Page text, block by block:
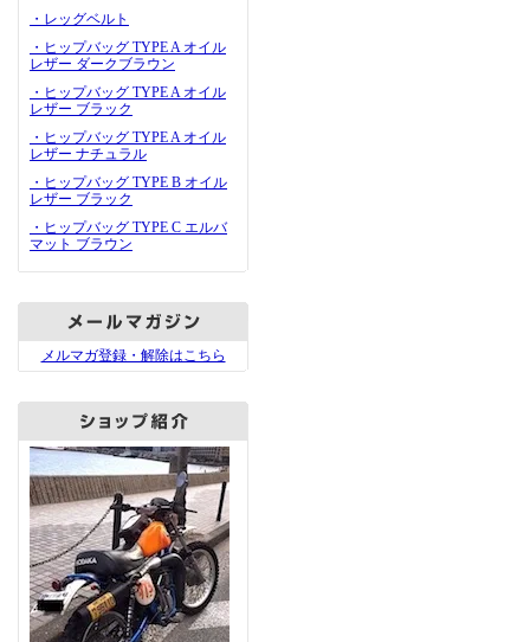
・レッグベルト
・ヒップバッグ TYPE A オイル
レザー ダークブラウン
・ヒップバッグ TYPE A オイル
レザー ブラック
・ヒップバッグ TYPE A オイル
レザー ナチュラル
・ヒップバッグ TYPE B オイル
レザー ブラック
・ヒップバッグ TYPE C エルバ
マット ブラウン
メルマガ登録・解除はこちら